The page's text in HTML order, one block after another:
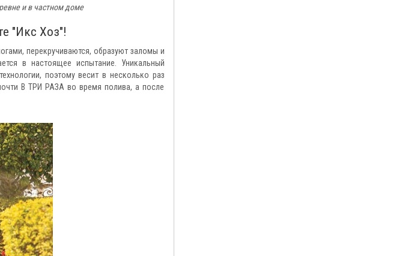
и в частном доме
"Икс Хоз"!
перекручиваются, образуют заломы и
в настоящее испытание. Уникальный
поэтому весит в несколько раз
В ТРИ РАЗА во время полива, а после